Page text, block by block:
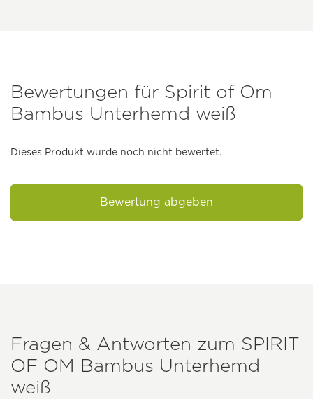
Bewertungen für Spirit of Om
Bambus Unterhemd weiß
Dieses Produkt wurde noch nicht bewertet.
Bewertung abgeben
Fragen & Antworten zum SPIRIT
OF OM Bambus Unterhemd
weiß